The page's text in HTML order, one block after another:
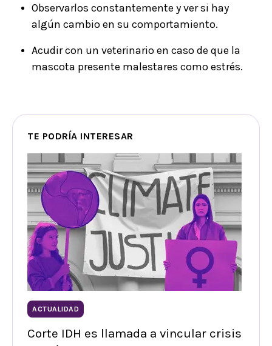
Observarlos constantemente y ver si hay
algún cambio en su comportamiento.
Acudir con un veterinario en caso de que la
mascota presente malestares como estrés.
TE PODRÍA INTERESAR
ACTUALIDAD
Corte IDH es llamada a vincular crisis